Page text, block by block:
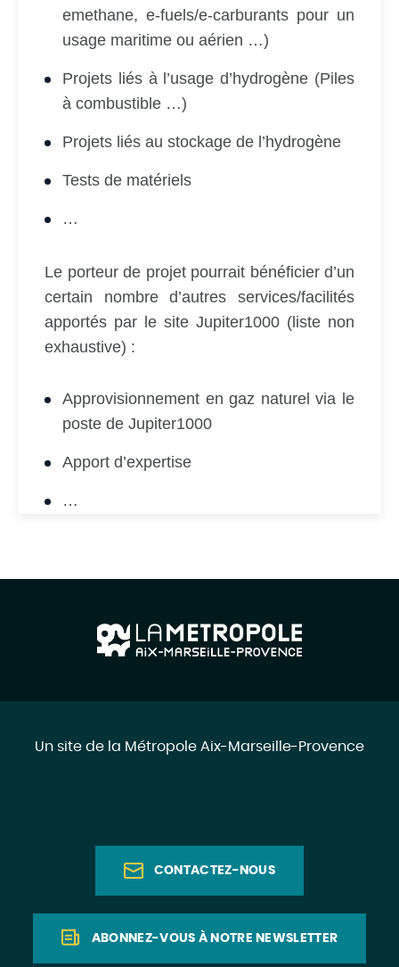
emethane, e-fuels/e-carburants pour un
usage maritime ou aérien …)
Projets liés à l’usage d’hydrogène (Piles
à combustible …)
Projets liés au stockage de l’hydrogène
Tests de matériels
…
Le porteur de projet pourrait bénéficier d’un
certain nombre d’autres services/facilités
apportés par le site Jupiter1000 (liste non
exhaustive) :
Approvisionnement en gaz naturel via le
poste de Jupiter1000
Apport d’expertise
…
Un site de la Métropole Aix-Marseille-Provence
CONTACTEZ-NOUS
ABONNEZ-VOUS À NOTRE NEWSLETTER